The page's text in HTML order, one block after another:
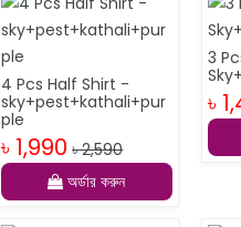
4 Pcs Half Shirt -
sky+pest+kathali+pur
ple
৳ 1,990 ৳ 2,590
অর্ডার করুন
3
৳